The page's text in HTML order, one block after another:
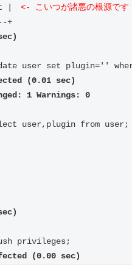
| <- こいつが諸悪の根源です
+
user set plugin=''
(0.01 sec)
1 Warnings: 0
user,plugin from user;
privileges;
(0.00 sec)